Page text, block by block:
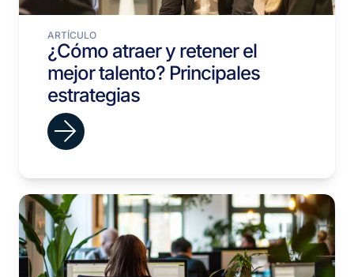
ARTÍCULO
¿Cómo atraer y retener el
mejor talento? Principales
estrategias